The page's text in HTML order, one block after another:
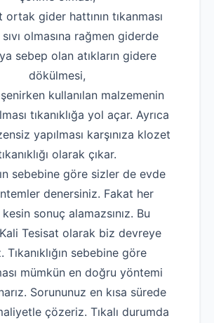
ortak gider hattının tıkanması
olmasına rağmen giderde
sebep olan atıkların gidere
dökülmesi,
kullanılan malzemenin
tıkanıklığa yol açar. Ayrıca
yapılması karşınıza klozet
olarak çıkar.
sebebine göre sizler de evde
denersiniz. Fakat her
sonuç alamazsınız. Bu
Tesisat olarak biz devreye
Tıkanıklığın sebebine göre
mümkün en doğru yöntemi
Sorununuz en kısa sürede
çözeriz. Tıkalı durumda